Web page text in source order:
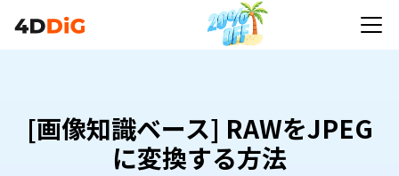
[画像知識ベース] RAWをJPEG
に変換する方法